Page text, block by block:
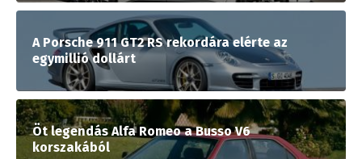
A Porsche 911 GT2 RS rekordára elérte az
egymillió dollárt
Öt legendás Alfa Romeo a Busso V6
korszakából